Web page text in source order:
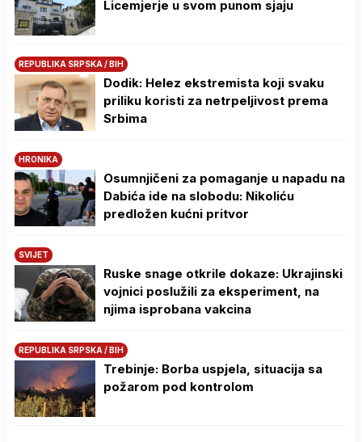
Licemjerje u svom punom sjaju
REPUBLIKA SRPSKA / BIH
Dodik: Helez ekstremista koji svaku
priliku koristi za netrpeljivost prema
Srbima
HRONIKA
Osumnjičeni za pomaganje u napadu na
Dabića ide na slobodu: Nikoliću
predložen kućni pritvor
SVIJET
Ruske snage otkrile dokaze: Ukrajinski
vojnici poslužili za eksperiment, na
njima isprobana vakcina
REPUBLIKA SRPSKA / BIH
Trebinje: Borba uspjela, situacija sa
požarom pod kontrolom